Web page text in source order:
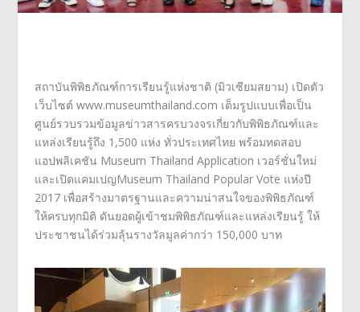
สถาบันพิพิธภัณฑ์การเรียนรู้แห่งชาติ (มิวเซียมสยาม) เปิดตัว
เว็บไซต์ www.museumthailand.com เต็มรูปแบบเพื่อเป็น
ศูนย์รวบรวมข้อมูลข่าวสารครบวงจรเกี่ยวกับพิพิธภัณฑ์และ
แหล่งเรียนรู้ถึง 1,500 แห่ง ทั่วประเทศไทย พร้อมทดสอบ
แอปพลิเคชัน Museum Thailand Application เวอร์ชั่นใหม่
และเปิดแคมเปญMuseum Thailand Popular Vote แห่งปี
2017เพื่อสร้างมาตรฐานและความน่าสนใจของพิพิธภัณฑ์
ให้ครบทุกมิติ ดันยอดผู้เข้าชมพิพิธภัณฑ์และแหล่งเรียนรู้ ให้
ประชาชนได้ร่วมลุ้นรางวัลมูลค่ากว่า 150,000 บาท